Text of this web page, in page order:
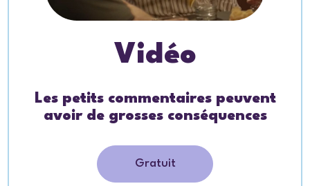
Vidéo
Les petits commentaires peuvent
avoir de grosses conséquences
Gratuit